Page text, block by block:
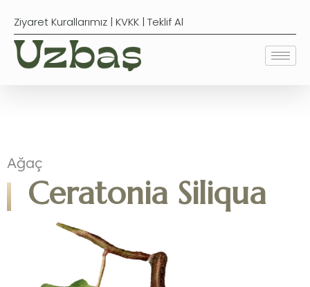
Ziyaret Kurallarımız | KVKK | Teklif Al
Ağaç
Ceratonia Siliqua